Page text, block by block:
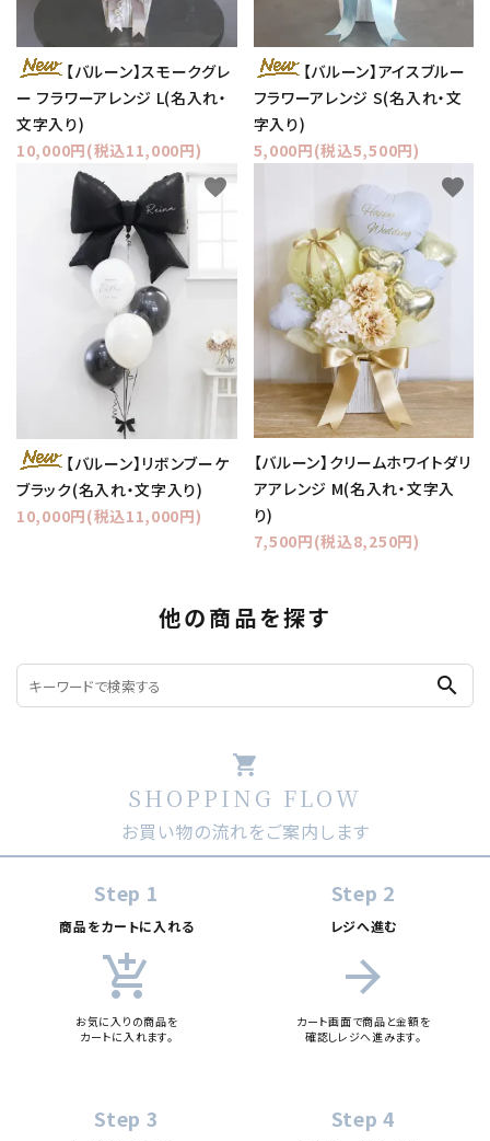
【バルーン】スモークグレ
ー フラワーアレンジ L(名入れ・
文字入り)
10,000円(税込11,000円)
【バルーン】アイスブルー
フラワーアレンジ S(名入れ・文
字入り)
5,000円(税込5,500円)
【バルーン】リボンブーケ
ブラック(名入れ・文字入り)
10,000円(税込11,000円)
favorite
【バルーン】クリームホワイトダリ
アアレンジ M(名入れ・文字入
り)
7,500円(税込8,250円)
favorite
他の商品を探す
search
shopping_cart
SHOPPING FLOW
お買い物の流れをご案内します
Step 1
商品をカートに入れる
add_shopping_cart
お気に入りの商品を
カートに入れます。
Step 2
レジへ進む
arrow_forward
カート画面で商品と金額を
確認しレジへ進みます。
Step 3 Step 4